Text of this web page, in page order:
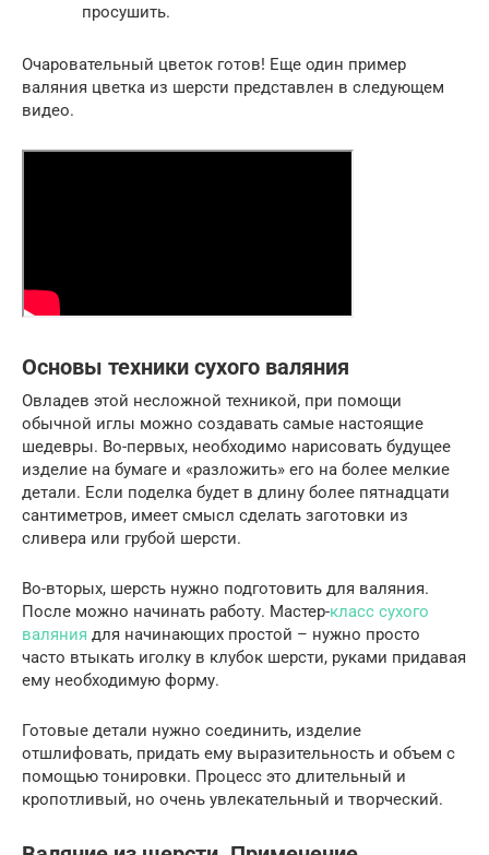
просушить.
Очаровательный цветок готов! Еще один пример
валяния цветка из шерсти представлен в следующем
видео.
Основы техники сухого валяния
Овладев этой несложной техникой, при помощи
обычной иглы можно создавать самые настоящие
шедевры. Во-первых, необходимо нарисовать будущее
изделие на бумаге и «разложить» его на более мелкие
детали. Если поделка будет в длину более пятнадцати
сантиметров, имеет смысл сделать заготовки из
сливера или грубой шерсти.
Во-вторых, шерсть нужно подготовить для валяния.
После можно начинать работу. Мастер-класс сухого
валяния для начинающих простой – нужно просто
часто втыкать иголку в клубок шерсти, руками придавая
ему необходимую форму.
Готовые детали нужно соединить, изделие
отшлифовать, придать ему выразительность и объем с
помощью тонировки. Процесс это длительный и
кропотливый, но очень увлекательный и творческий.